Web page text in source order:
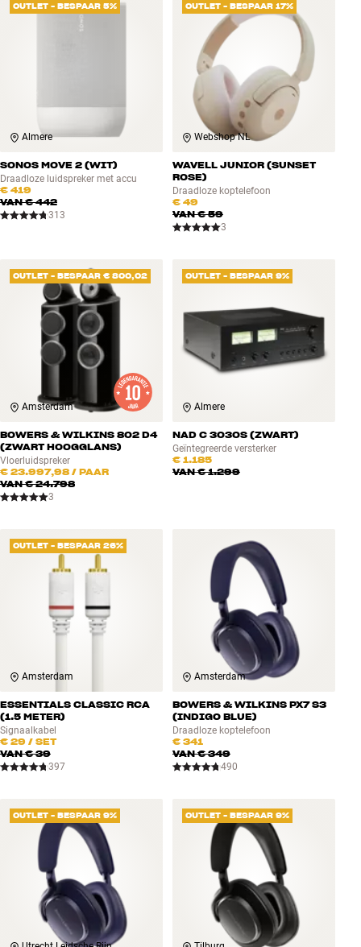
OUTLET - BESPAAR 5%
Almere
SONOS MOVE 2 (WIT)
Draadloze luidspreker met accu
€ 419
VAN€ 442
313
OUTLET - BESPAAR 17%
Webshop NL
WAVELL JUNIOR (SUNSET
ROSE)
Draadloze koptelefoon
€ 49
VAN€ 59
3
OUTLET - BESPAAR € 800,02
Amsterdam
BOWERS & WILKINS 802 D4
(ZWART HOOGGLANS)
Vloerluidspreker
€ 23.997,98 / PAAR
VAN€ 24.798
3
OUTLET - BESPAAR 9%
Almere
NAD C 3030S (ZWART)
Geïntegreerde versterker
€ 1.185
VAN€ 1.299
OUTLET - BESPAAR 26%
Amsterdam
ESSENTIALS CLASSIC RCA
(1.5 METER)
Signaalkabel
€ 29 / SET
VAN€ 39
397
Amsterdam
BOWERS & WILKINS PX7 S3
(INDIGO BLUE)
Draadloze koptelefoon
€ 341
VAN€ 349
490
OUTLET - BESPAAR 9% OUTLET - BESPAAR 9%